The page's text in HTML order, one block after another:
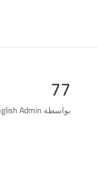
77
بواسطةAdmin